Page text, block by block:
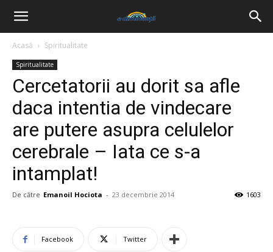
Acasă Spiritualitate
Spiritualitate
Cercetatorii au dorit sa afle
daca intentia de vindecare
are putere asupra celulelor
cerebrale – Iata ce s-a
intamplat!
De către Emanoil Hociota - 23 decembrie 2014 1603
Facebook Twitter